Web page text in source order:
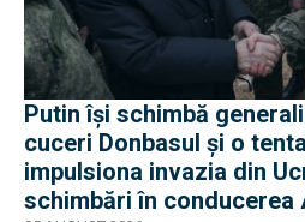
Putin își schimbă
cuceri Donbasul și o
impulsiona invazia din
schimbări în conducerea